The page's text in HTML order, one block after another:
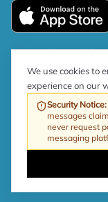
Gemäß der
Copyright © 2026
We use cookies to
experience on our
Security Notice:
messages
never request
messaging